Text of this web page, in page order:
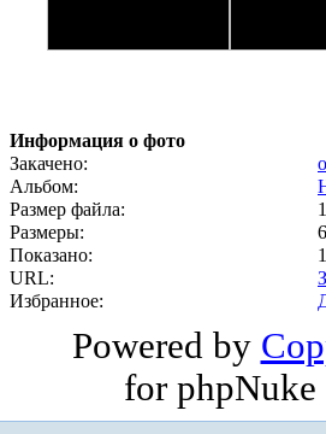
Информация о фото
Закачено:
Альбом:
Размер файла:
Размеры:
Показано:
URL:
Избранное:
Powered by
for